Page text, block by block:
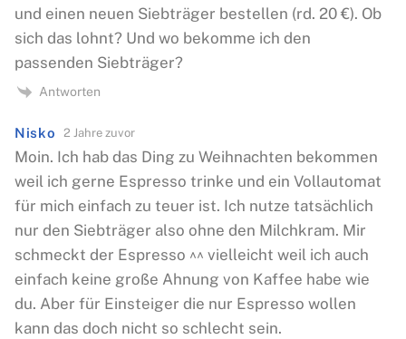
und einen neuen Siebträger bestellen (rd. 20 €). Ob
sich das lohnt? Und wo bekomme ich den
passenden Siebträger?
Antworten
Nisko 2 Jahre zuvor
Moin. Ich hab das Ding zu Weihnachten bekommen
weil ich gerne Espresso trinke und ein Vollautomat
für mich einfach zu teuer ist. Ich nutze tatsächlich
nur den Siebträger also ohne den Milchkram. Mir
schmeckt der Espresso ^^ vielleicht weil ich auch
einfach keine große Ahnung von Kaffee habe wie
du. Aber für Einsteiger die nur Espresso wollen
kann das doch nicht so schlecht sein.